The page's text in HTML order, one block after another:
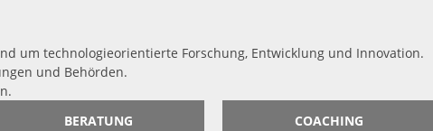
um technologieorientierte Forschung, Entwicklung und Innovation.
und Behörden.
BERATUNG
COACHING